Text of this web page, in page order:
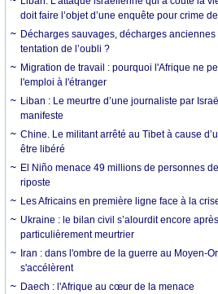
doit faire l’objet d’une enquête pour crime
Décharges sauvages, décharges
tentation de l’oubli ?
Migration de travail : pourquoi l'Afrique ne
l'emploi à l'étranger
Liban : Le meurtre d’une journaliste par
manifeste
Chine. Le militant arrêté au Tibet à cause
être libéré
El Niño menace 49 millions de personnes
riposte
Les Africains en première ligne face à la
Ukraine : le bilan civil s’alourdit encore
particulièrement meurtrier
Iran : dans l'ombre de la guerre au Moyen-
s'accélèrent
Daech : l'Afrique au cœur de la menace